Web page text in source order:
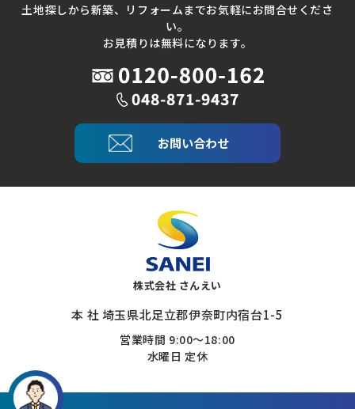
土地探しから新築、リフォームまでお気軽にお問合せくださ
い。
お見積りは無料になります。
お問い合わせ
株式会社 さんえい
本 社 埼玉県北足立郡伊奈町内宿台1-5
営業時間 9:00～18:00
水曜日 定休